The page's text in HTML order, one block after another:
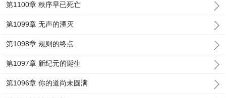
第1100章 秩序早已死亡
第1099章 无声的湮灭
第1098章 规则的终点
第1097章 新纪元的诞生
第1096章 你的道尚未圆满